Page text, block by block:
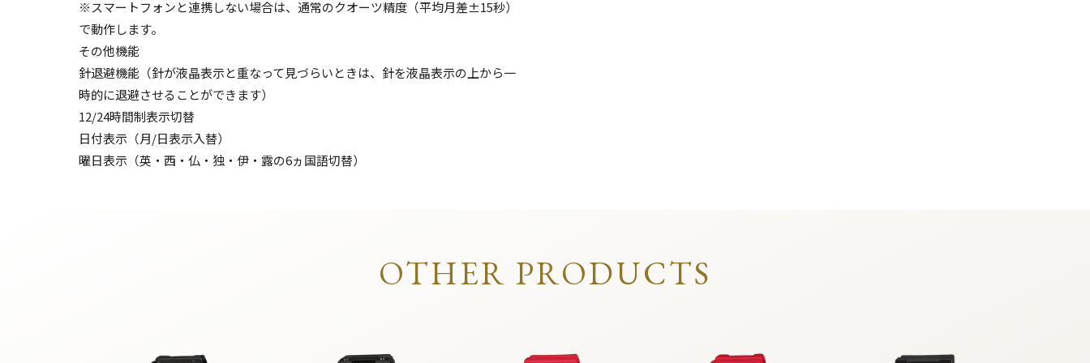
※スマートフォンと連携しない場合は、通常のクオーツ精度（平均月差±15秒）
で動作します。
その他機能
針退避機能（針が液晶表示と重なって見づらいときは、針を液晶表示の上から一
時的に退避させることができます）
12/24時間制表示切替
日付表示（月/日表示入替）
曜日表示（英・西・仏・独・伊・露の6ヵ国語切替）
OTHER PRODUCTS